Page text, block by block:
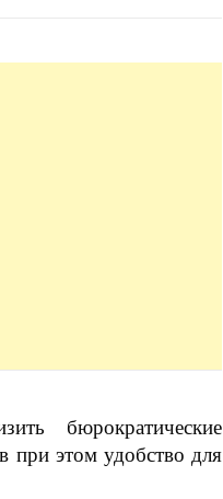
бюрократические
при этом удобство для